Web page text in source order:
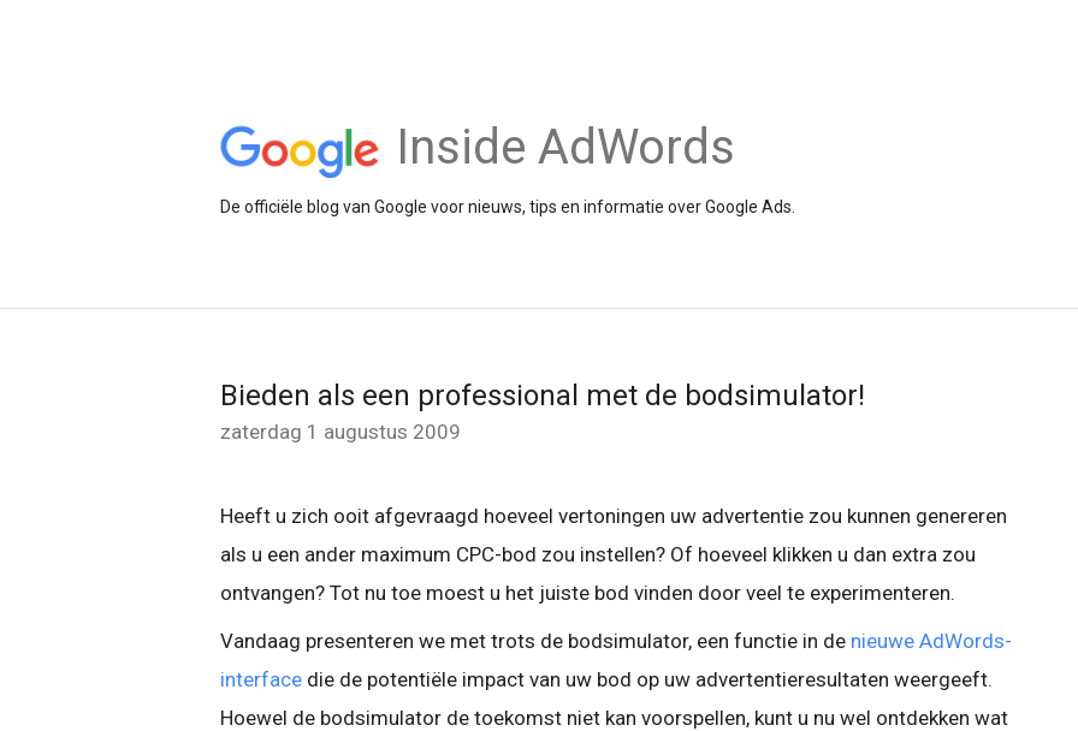
Inside AdWords
De officiële blog van Google voor nieuws, tips en informatie over Google Ads.
Bieden als een professional met de bodsimulator!
zaterdag 1 augustus 2009
Heeft u zich ooit afgevraagd hoeveel vertoningen uw advertentie zou kunnen genereren
als u een ander maximum CPC-bod zou instellen? Of hoeveel klikken u dan extra zou
ontvangen? Tot nu toe moest u het juiste bod vinden door veel te experimenteren.
Vandaag presenteren we met trots de bodsimulator, een functie in de nieuwe AdWords-
interface die de potentiële impact van uw bod op uw advertentieresultaten weergeeft.
Hoewel de bodsimulator de toekomst niet kan voorspellen, kunt u nu wel ontdekken wat